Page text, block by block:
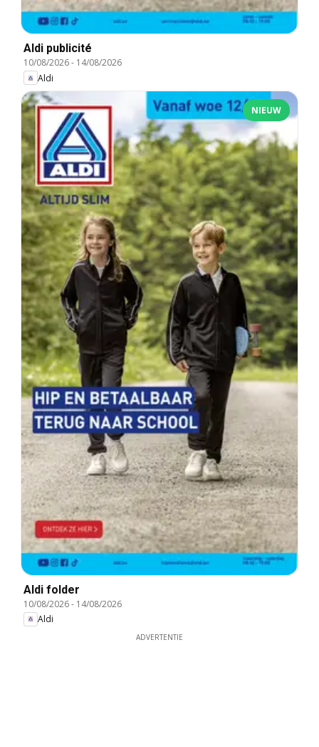
Aldi publicité
10/08/2026- 14/08/2026
Aldi
NIEUW
Aldi folder
10/08/2026- 14/08/2026
Aldi
ADVERTENTIE